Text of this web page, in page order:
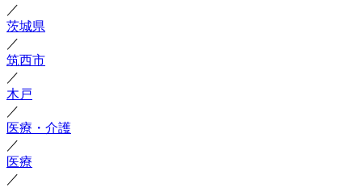
／
茨城県
／
筑西市
／
木戸
／
医療・介護
／
医療
／